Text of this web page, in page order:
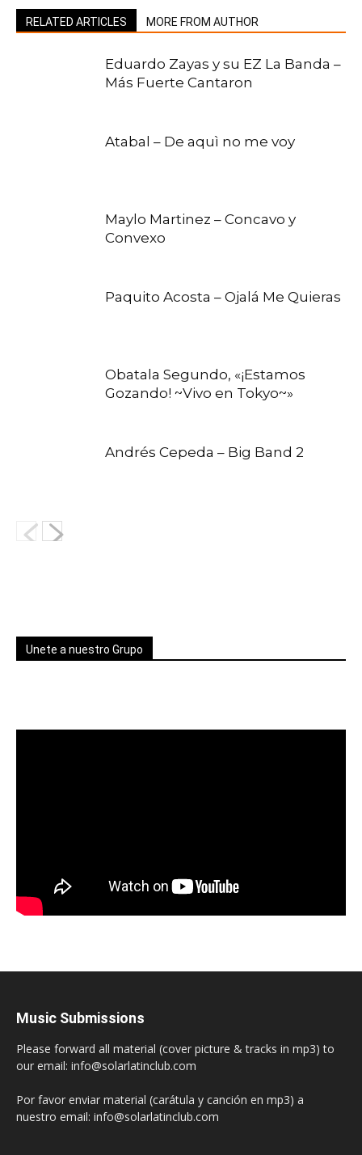
RELATED ARTICLES MORE FROM AUTHOR
Eduardo Zayas y su EZ La Banda –
Más Fuerte Cantaron
Atabal – De aquì no me voy
Maylo Martinez – Concavo y
Convexo
Paquito Acosta – Ojalá Me Quieras
Obatala Segundo, «¡Estamos
Gozando! ~Vivo en Tokyo~»
Andrés Cepeda – Big Band 2
Unete a nuestro Grupo
Music Submissions
Please forward all material (cover picture & tracks in mp3) to
our email: info@solarlatinclub.com
Por favor enviar material (carátula y canción en mp3) a
nuestro email: info@solarlatinclub.com